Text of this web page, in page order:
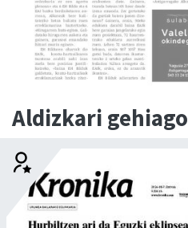
Aldizkari gehiago